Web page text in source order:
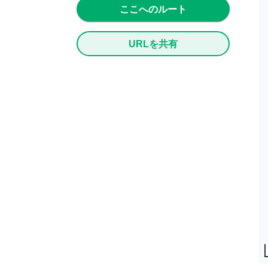
ここへのルート
URLを共有